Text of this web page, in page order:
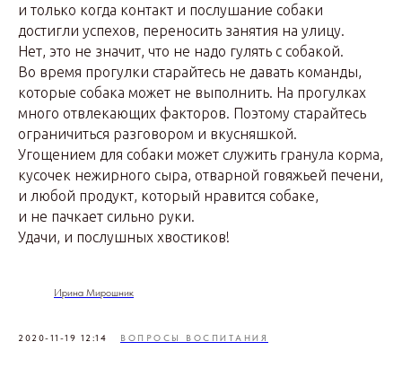
и только когда контакт и послушание собаки
достигли успехов, переносить занятия на улицу.
Нет, это не значит, что не надо гулять с собакой.
Во время прогулки старайтесь не давать команды,
которые собака может не выполнить. На прогулках
много отвлекающих факторов. Поэтому старайтесь
ограничиться разговором и вкусняшкой.
Угощением для собаки может служить гранула корма,
кусочек нежирного сыра, отварной говяжьей печени,
и любой продукт, который нравится собаке,
и не пачкает сильно руки.
Удачи, и послушных хвостиков!
Ирина Мирошник
2020-11-19 12:14 ВОПРОСЫ ВОСПИТАНИЯ